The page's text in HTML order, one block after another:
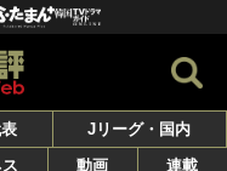
Jリーグ・国内
動画 連載